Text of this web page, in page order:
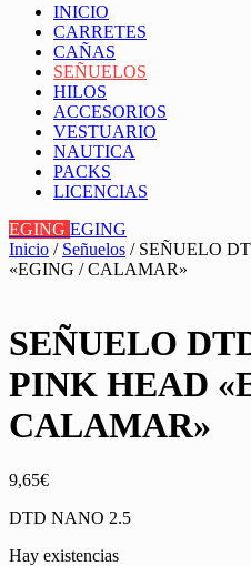
INICIO
CARRETES
CAÑAS
SEÑUELOS
HILOS
ACCESORIOS
VESTUARIO
NAUTICA
PACKS
LICENCIAS
EGING EGING
Inicio / Señuelos / SEÑUELO
«EGING / CALAMAR»
SEÑUELO
PINK HEAD
CALAMAR»
9,65€
DTD NANO 2.5
Hay existencias